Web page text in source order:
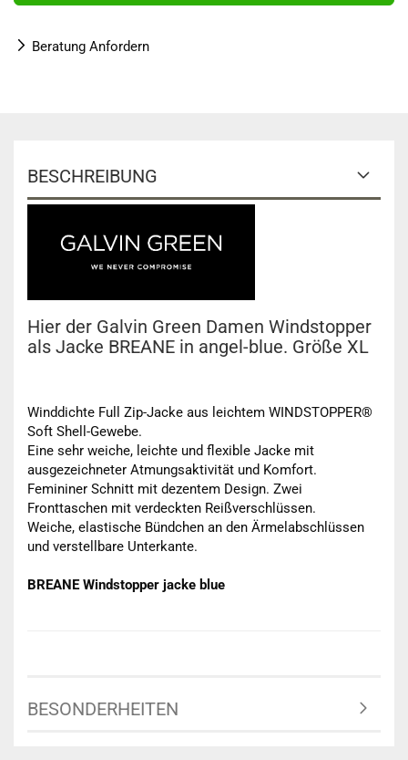
Beratung Anfordern
BESCHREIBUNG
Hier der Galvin Green Damen Windstopper
als Jacke BREANE in angel-blue. Größe XL
Winddichte Full Zip-Jacke aus leichtem WINDSTOPPER®
Soft Shell-Gewebe.
Eine sehr weiche, leichte und flexible Jacke mit
ausgezeichneter Atmungsaktivität und Komfort.
Femininer Schnitt mit dezentem Design. Zwei
Fronttaschen mit verdeckten Reißverschlüssen.
Weiche, elastische Bündchen an den Ärmelabschlüssen
und verstellbare Unterkante.
BREANE Windstopper jacke blue​
BESONDERHEITEN